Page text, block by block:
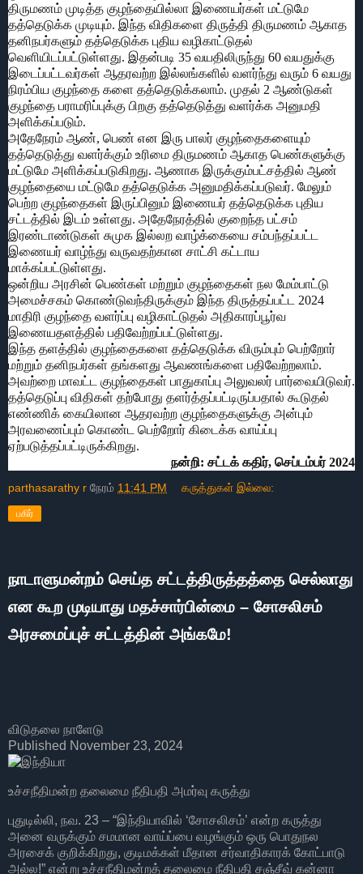
திருமணம் முடித்த குழந்தையில்லா இணையர்கள் மட்டுமே
தத்தெடுக்க முடியும். இந்த விதிகளை திருத்தி திருமணம் ஆகாத
தனிநபர்களும் தத்தெடுக்க புதிய வழிகாட்டுதல்
வெளியிடப்பட்டுள்ளது. இதன்படி 35 வயதிலிருந்து 60 வயதுக்கு
இடைப்பட்டவர்கள் ஆதரவற்ற இல்லங்களில் வளர்ந்து வரும் 6 வயது
நிரம்பிய குழந்தை களை தத்தெடுக்கலாம். முதல் 2 ஆண்டுகள்
குழந்தை பராமரிப்புக்கு பிறகு தத்தெடுத்து வளர்க்க அனுமதி
அளிக்கப்படும்.
அதேநேரம் ஆண், பெண் என இரு பாலர் குழந்தைகளையும்
தத்தெடுத்து வளர்க்கும் உரிமை திருமணம் ஆகாத பெண்களுக்கு
மட்டுமே அளிக்கப்படுகிறது. ஆணாக இருக்கும்பட்சத்தில் ஆண்
குழந்தையை மட்டுமே தத்தெடுக்க அனுமதிக்கப்படுவர். மேலும்
பெற்ற குழந்தைகள் இருப்பினும் இணையர் தத்தெடுக்க புதிய
சட்டத்தில் இடம் உள்ளது. அதேநேரத்தில் குறைந்த பட்சம்
இரண்டாண்டுகள் சுமுக இல்லற வாழ்க்கையை சம்பந்தப்பட்ட
இணையர் வாழ்ந்து வருவதற்கான சாட்சி கட்டாய
மாக்கப்பட்டுள்ளது.
ஒன்றிய அரசின் பெண்கள் மற்றும் குழந்தைகள் நல மேம்பாட்டு
அமைச்சகம் கொண்டுவந்திருக்கும் இந்த திருத்தப்பட்ட 2024
மாதிரி குழந்தை வளர்ப்பு வழிகாட்டுதல் அதிகாரப்பூர்வ
இணையதளத்தில் பதிவேற்றப்பட்டுள்ளது.
இந்த தளத்தில் குழந்தைகளை தத்தெடுக்க விரும்பும் பெற்றோர்
மற்றும் தனிநபர்கள் தங்களது ஆவணங்களை பதிவேற்றலாம்.
அவற்றை மாவட்ட குழந்தைகள் பாதுகாப்பு அலுவலர் பார்வையிடுவர்.
தத்தெடுப்பு விதிகள் தற்போது தளர்த்தப்பட்டிருப்பதால் கூடுதல்
எண்ணிக் கையிலான ஆதரவற்ற குழந்தைகளுக்கு அன்பும்
அரவணைப்பும் கொண்ட பெற்றோர் கிடைக்க வாய்ப்பு
ஏற்படுத்தப்பட்டிருக்கிறது.
நன்றி: சட்டக் கதிர், செப்டம்பர் 2024
parthasarathy r நேரம் 11:41 PM கருத்துகள் இல்லை:
பகிர்
நாடாளுமன்றம் செய்த சட்டத்திருத்தத்தை செல்லாது
என கூற முடியாது மதச்சார்பின்மை – சோசலிசம்
அரசமைப்புச் சட்டத்தின் அங்கமே!
விடுதலை நாளேடு
Published November 23, 2024
உச்சநீதிமன்ற தலைமை நீதிபதி அமர்வு கருத்து
புதுடில்லி, நவ. 23 – “இந்தியாவில் ‘சோசலிசம்’ என்ற கருத்து
அனை வருக்கும் சமமான வாய்ப்பை வழங்கும் ஒரு பொதுநல
அரசைக் குறிக்கிறது, குடிமக்கள் மீதான சர்வாதிகாரக் கோட்பாடு
அல்ல!” என்று உச்சநீதிமன்றத் தலைமை நீதிபதி சஞ்சீவ் கன்னா